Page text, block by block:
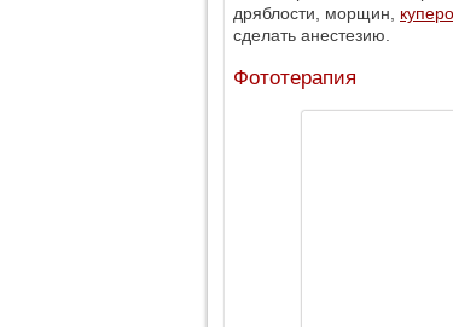
дряблости, морщин,
сделать анестезию.
Фототерапия